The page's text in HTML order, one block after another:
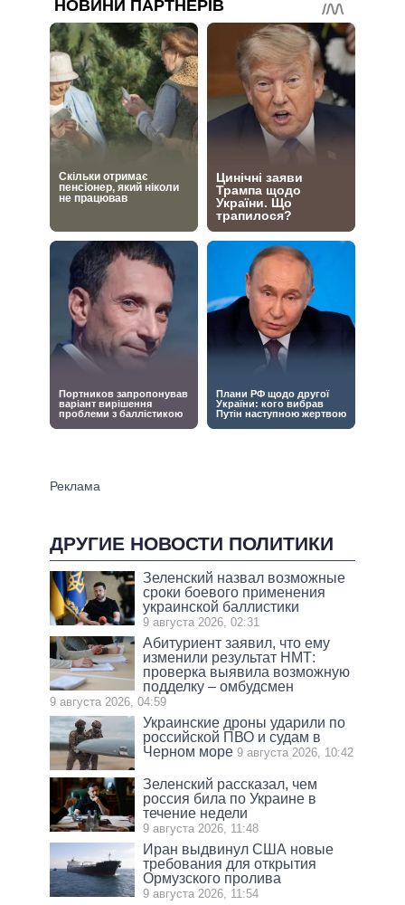
ДРУГИЕ НОВОСТИ ПОЛИТИКИ
Зеленский назвал возможные
сроки боевого применения
украинской баллистики
9 августа 2026, 02:31
Абитуриент заявил, что ему
изменили результат НМТ:
проверка выявила возможную
подделку – омбудсмен
9 августа 2026, 04:59
Украинские дроны ударили по
российской ПВО и судам в
Черном море 9 августа 2026, 10:42
Зеленский рассказал, чем
россия била по Украине в
течение недели
9 августа 2026, 11:48
Иран выдвинул США новые
требования для открытия
Ормузского пролива
9 августа 2026, 11:54